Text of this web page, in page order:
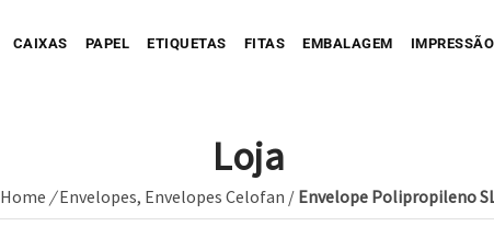
CAIXAS
Sua Caixa Impressa Caixa Recortada
PAPEL ETIQUETAS
Sua Etiqueta Impressa Etiqueta
FITAS EMBALAGEM
Sua Fita Adesiva
Loja
Home /Envelopes, Envelopes Celofan / Envelope Polipropileno